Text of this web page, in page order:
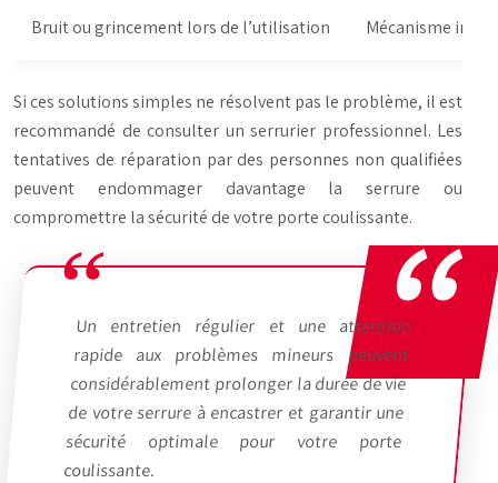
Bruit ou grincement lors de l’utilisation Mécanisme
Si ces solutions simples ne résolvent pas le problème, il est
recommandé de consulter un serrurier professionnel. Les
tentatives de réparation par des personnes non qualifiées
peuvent endommager davantage la serrure ou
compromettre la sécurité de votre porte coulissante.
Un entretien régulier et une attention
rapide aux problèmes mineurs peuvent
considérablement prolonger la durée de vie
de votre serrure à encastrer et garantir une
sécurité optimale pour votre porte
coulissante.